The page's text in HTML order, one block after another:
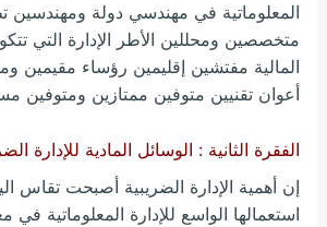
المعلوماتية في مهندسي دولة ومهندسين
متخصصين ومحللين الأطر الإدارة التي
المالية مفتشين إقليمين رؤساء مقيمين
أعوان تقنيين متوفين ممتازين ومتوفين
الفقرة الثانية : الوسائل المادية للإدارة
إن أهمية الإدارة الضريبية أصبحت تقاس
استعمالها الواسع للإدارة المعلوماتية في